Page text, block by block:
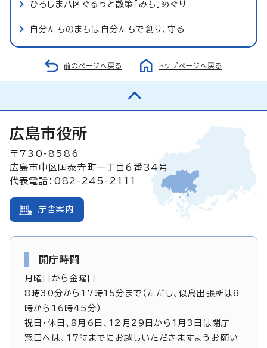
ひろしま八区ぐるっと散策「みち」めぐり
自分たちのまちは自分たちで創り、守る
前のページへ戻る トップページへ戻る
広島市役所
〒730-8586
広島市中区国泰寺町一丁目6番34号
代表電話：082-245-2111
庁舎案内
開庁時間
月曜日から金曜日
8時30分から17時15分まで（ただし、似島出張所は8
時から16時45分）
祝日・休日、8月6日、12月29日から1月3日は閉庁
窓口へは、17時までにお越しいただきますようお願い